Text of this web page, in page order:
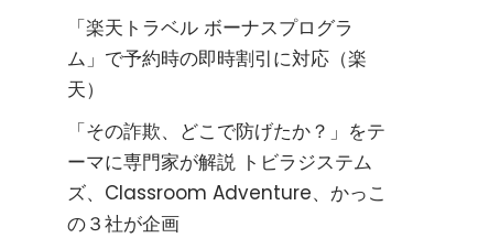
「楽天トラベル ボーナスプログラ
ム」で予約時の即時割引に対応（楽
天）
「その詐欺、どこで防げたか？」をテ
ーマに専門家が解説 トビラジステム
ズ、Classroom Adventure、かっこ
の３社が企画